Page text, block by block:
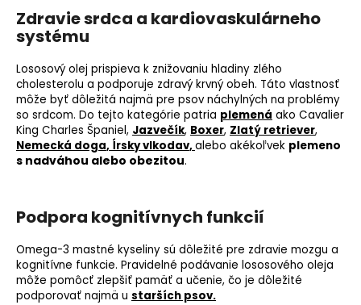
Zdravie srdca a kardiovaskulárneho
systému
Lososový olej prispieva k znižovaniu hladiny zlého
cholesterolu a podporuje zdravý krvný obeh. Táto vlastnosť
môže byť dôležitá najmä pre psov náchylných na problémy
so srdcom. Do tejto kategórie patria plemená ako Cavalier
King Charles Španiel, Jazvečík, Boxer, Zlatý retriever,
Nemecká doga, Írsky vlkodav,alebo akékoľvek plemeno
s nadváhou alebo obezitou.
Podpora kognitívnych funkcií
Omega-3 mastné kyseliny sú dôležité pre zdravie mozgu a
kognitívne funkcie. Pravidelné podávanie lososového oleja
môže pomôcť zlepšiť pamäť a učenie, čo je dôležité
podporovať najmä u starších psov.